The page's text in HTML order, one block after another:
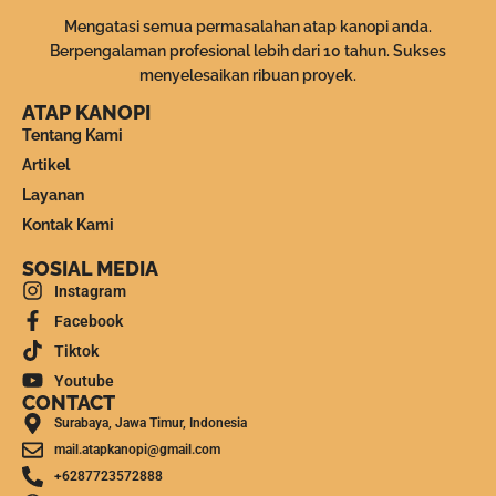
Mengatasi semua permasalahan atap kanopi anda.
Berpengalaman profesional lebih dari 10 tahun. Sukses
menyelesaikan ribuan proyek.
ATAP KANOPI
Tentang Kami
Artikel
Layanan
Kontak Kami
SOSIAL MEDIA
Instagram
Facebook
Tiktok
Youtube
CONTACT
Surabaya, Jawa Timur, Indonesia
mail.atapkanopi@gmail.com
+6287723572888